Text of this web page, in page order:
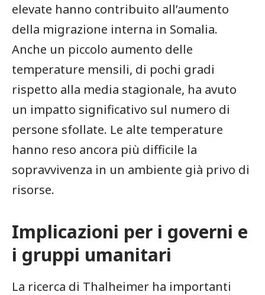
elevate ⁢hanno contribuito ⁤all’aumento
della migrazione interna in⁣ Somalia.
⁤Anche un piccolo aumento delle
temperature mensili, di pochi gradi
rispetto alla media stagionale, ha avuto
un impatto​ significativo‌ sul numero di
persone sfollate. Le alte temperature
hanno reso ancora più difficile la
sopravvivenza in un ambiente già privo‌ di
risorse.
Implicazioni per i governi e
i gruppi umanitari
La ricerca di Thalheimer⁢ ha importanti